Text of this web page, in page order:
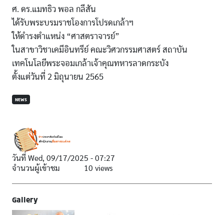
ศ. ดร.แมทธิว พอล กลีสัน
ได้รับพระบรมราชโองการโปรดเกล้าฯ
ให้ดำรงตำแหน่ง “ศาสตราจารย์”
ในสาขาวิชาเคมีอินทรีย์ คณะวิศวกรรมศาสตร์ สถาบัน
เทคโนโลยีพระจอมเกล้าเจ้าคุณทหารลาดกระบัง
ตั้งแต่วันที่ 2 มิถุนายน 2565
NEWS
วันที่ Wed, 09/17/2025 - 07:27
จำนวนผู้เข้าชม
10 views
Gallery